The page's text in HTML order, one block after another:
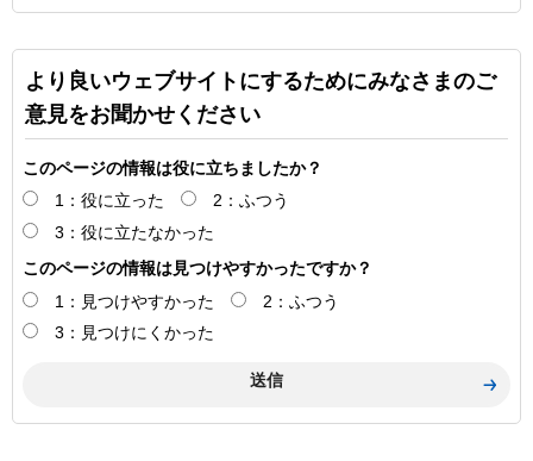
より良いウェブサイトにするためにみなさまのご
意見をお聞かせください
このページの情報は役に立ちましたか？
1：役に立った
2：ふつう
3：役に立たなかった
このページの情報は見つけやすかったですか？
1：見つけやすかった
2：ふつう
3：見つけにくかった